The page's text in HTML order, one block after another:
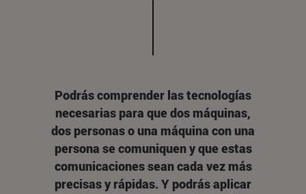
Podrás comprender las tecnologías
necesarias para que dos máquinas,
dos personas o una máquina con una
persona se comuniquen y que estas
comunicaciones sean cada vez más
precisas y rápidas. Y podrásaplicar